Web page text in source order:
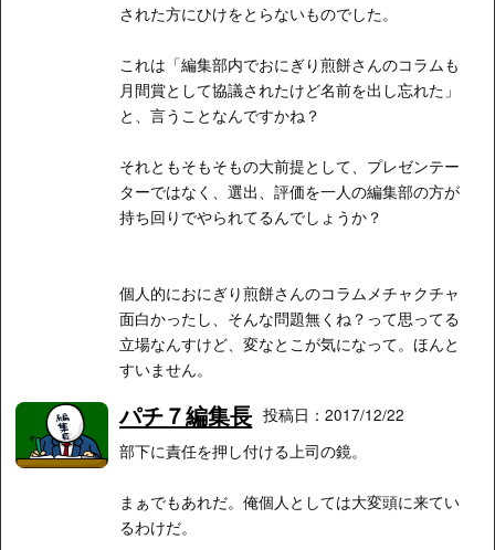
された方にひけをとらないものでした。
これは「編集部内でおにぎり煎餅さんのコラムも
月間賞として協議されたけど名前を出し忘れた」
と、言うことなんですかね？
それともそもそもの大前提として、プレゼンテー
ターではなく、選出、評価を一人の編集部の方が
持ち回りでやられてるんでしょうか？
個人的におにぎり煎餅さんのコラムメチャクチャ
面白かったし、そんな問題無くね？って思ってる
立場なんすけど、変なとこが気になって。ほんと
すいません。
パチ７編集長 投稿日：2017/12/22
部下に責任を押し付ける上司の鏡。
まぁでもあれだ。俺個人としては大変頭に来てい
るわけだ。